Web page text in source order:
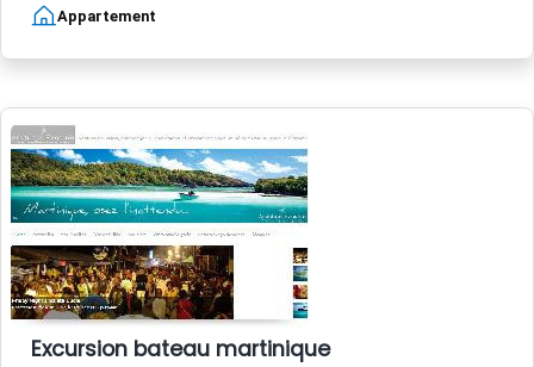
Appartement
Excursion bateau martinique